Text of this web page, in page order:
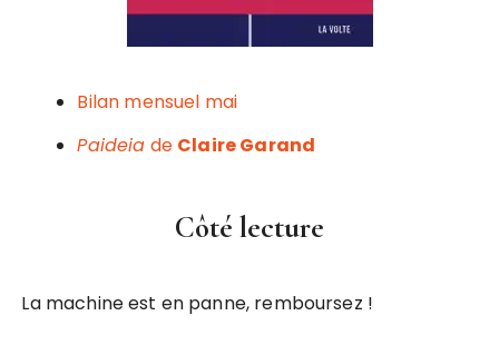
Bilan mensuel mai
Paideia de Claire Garand
Côté lecture
La machine est en panne, remboursez !